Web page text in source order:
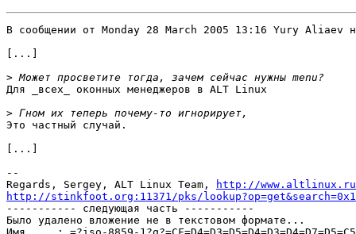
В сообщении от Monday 28 March 2005 13:16 Yury Aliaev
[...]
>
Для _всех_ оконных менеджеров в ALT Linux
>
Это частный случай.
[...]
--
Regards, Sergey, ALT Linux Team,
http://www.altlinux.ru
http://stinkfoot.org:11371/pks/
----------- следующая часть -----------
Было удалено вложение не в текстовом формате...